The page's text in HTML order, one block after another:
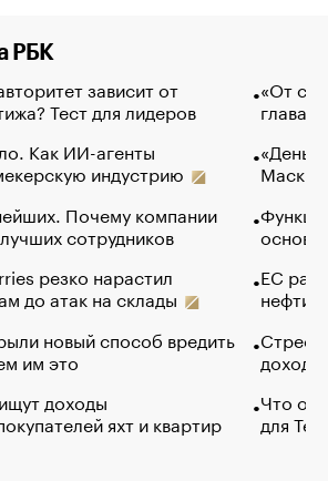
РБК
зависит от
Тест для лидеров
Как ИИ-агенты
индустрию
Почему компании
сотрудников
резко нарастил
до атак на склады
новый способ вредить
им это
доходы
яхт и квартир
«От
глава
Маск в
основ
ЕС
нефти
Что
для